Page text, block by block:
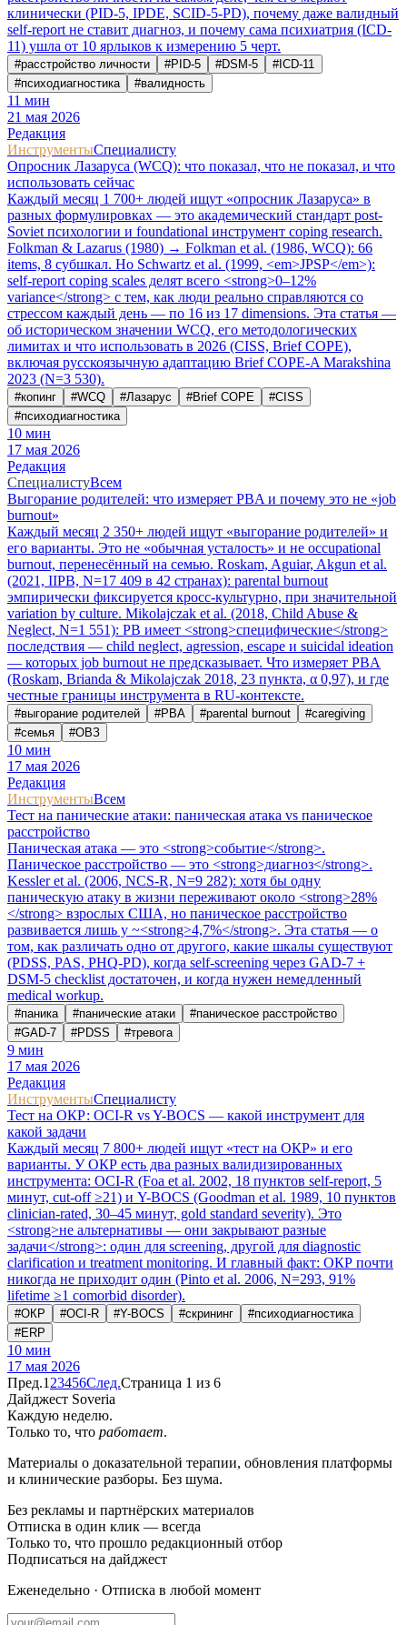
клинически (PID-5, IPDE, SCID-5-PD), почему даже валидный
self-report не ставит диагноз, и почему сама психиатрия (ICD-
11) ушла от 10 ярлыков к измерению 5 черт.
#расстройство личности #PID-5 #DSM-5 #ICD-11
#психодиагностика #валидность
11 мин
21 мая 2026
Редакция
ИнструментыСпециалисту
Опросник Лазаруса (WCQ): что показал, что не показал, и что
использовать сейчас
Каждый месяц 1 700+ людей ищут «опросник Лазаруса» в
разных формулировках — это академический стандарт post-
Soviet психологии и foundational инструмент coping research.
Folkman & Lazarus (1980) → Folkman et al. (1986, WCQ): 66
items, 8 субшкал. Но Schwartz et al. (1999, <em>JPSP</em>):
self-report coping scales делят всего <strong>0–12%
variance</strong> с тем, как люди реально справляются со
стрессом каждый день — по 16 из 17 dimensions. Эта статья —
об историческом значении WCQ, его методологических
лимитах и что использовать в 2026 (CISS, Brief COPE),
включая русскоязычную адаптацию Brief COPE-A Marakshina
2023 (N=3 530).
#копинг #WCQ #Лазарус #Brief COPE #CISS
#психодиагностика
10 мин
17 мая 2026
Редакция
СпециалистуВсем
Выгорание родителей: что измеряет PBA и почему это не «job
burnout»
Каждый месяц 2 350+ людей ищут «выгорание родителей» и
его варианты. Это не «обычная усталость» и не occupational
burnout, перенесённый на семью. Roskam, Aguiar, Akgun et al.
(2021, IIPB, N=17 409 в 42 странах): parental burnout
эмпирически фиксируется кросс-культурно, при значительной
variation by culture. Mikolajczak et al. (2018, Child Abuse &
Neglect, N=1 551): PB имеет <strong>специфические</strong>
последствия — child neglect, agression, escape и suicidal ideation
— которых job burnout не предсказывает. Что измеряет PBA
(Roskam, Brianda & Mikolajczak 2018, 23 пункта, α 0,97), и где
честные границы инструмента в RU-контексте.
#выгорание родителей #PBA #parental burnout #caregiving
#семья #ОВЗ
10 мин
17 мая 2026
Редакция
ИнструментыВсем
Тест на панические атаки: паническая атака vs паническое
расстройство
Паническая атака — это <strong>событие</strong>.
Паническое расстройство — это <strong>диагноз</strong>.
Kessler et al. (2006, NCS-R, N=9 282): хотя бы одну
паническую атаку в жизни переживают около <strong>28%
</strong> взрослых США, но паническое расстройство
развивается лишь у ~<strong>4,7%</strong>. Эта статья — о
том, как различать одно от другого, какие шкалы существуют
(PDSS, PAS, PHQ-PD), когда self-screening через GAD-7 +
DSM-5 checklist достаточен, и когда нужен немедленный
medical workup.
#паника #панические атаки #паническое расстройство
#GAD-7 #PDSS #тревога
9 мин
17 мая 2026
Редакция
ИнструментыСпециалисту
Тест на ОКР: OCI-R vs Y-BOCS — какой инструмент для
какой задачи
Каждый месяц 7 800+ людей ищут «тест на ОКР» и его
варианты. У ОКР есть два разных валидизированных
инструмента: OCI-R (Foa et al. 2002, 18 пунктов self-report, 5
минут, cut-off ≥21) и Y-BOCS (Goodman et al. 1989, 10 пунктов
clinician-rated, 30–45 минут, gold standard severity). Это
<strong>не альтернативы — они закрывают разные
задачи</strong>: один для screening, другой для diagnostic
clarification и treatment monitoring. И главный факт: ОКР почти
никогда не приходит один (Pinto et al. 2006, N=293, 91%
lifetime ≥1 comorbid disorder).
#ОКР #OCI-R #Y-BOCS #скрининг #психодиагностика
#ERP
10 мин
17 мая 2026
Пред.1 23456След.Страница 1 из 6
Дайджест Soveria
Каждую неделю.
Только то, что работает.
Материалы о доказательной терапии, обновления платформы
и клинические разборы. Без шума.
Без рекламы и партнёрских материалов
Отписка в один клик — всегда
Только то, что прошло редакционный отбор
Подписаться на дайджест
Еженедельно · Отписка в любой момент